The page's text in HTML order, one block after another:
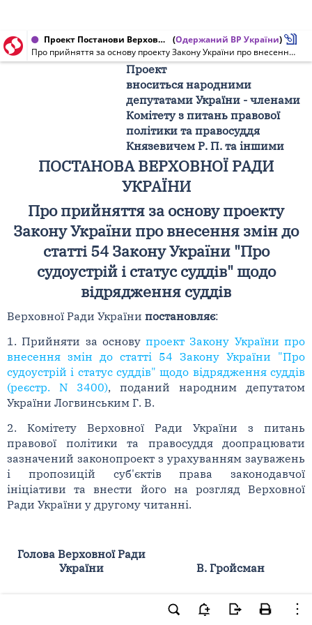
Проект Постанови Верховної Ради України від 21.03.2016 № 3400/П (Одержаний ВР України)
Про прийняття за основу проекту Закону України про внесення змін до статті 54 Закону України "Про судоустрій і статус суддів" щодо відрядження суддів